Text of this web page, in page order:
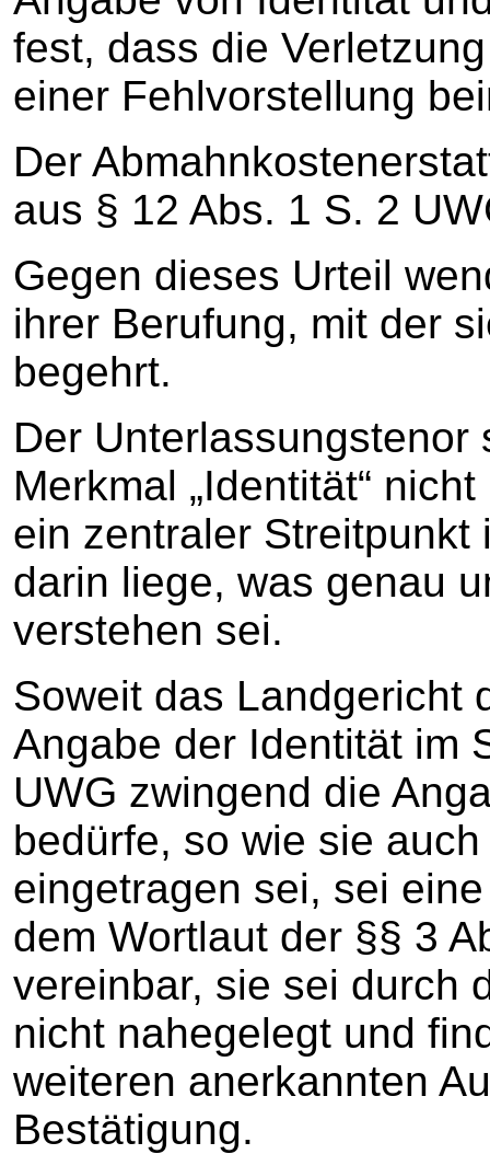
fest, dass die
einer Fehlvorstellung
Der
aus § 12 Abs. 1 S. 2
Gegen dieses Urteil
ihrer Berufung, mit der
begehrt.
Der
Merkmal „Identität“
ein zentraler Streitpunkt
darin liege, was genau
verstehen sei.
Soweit das Landgericht
Angabe der Identität im
UWG zwingend die
bedürfe, so wie sie
eingetragen sei, sei
dem Wortlaut der §§ 3
vereinbar, sie sei durch
nicht nahegelegt und
weiteren anerkannten
Bestätigung.